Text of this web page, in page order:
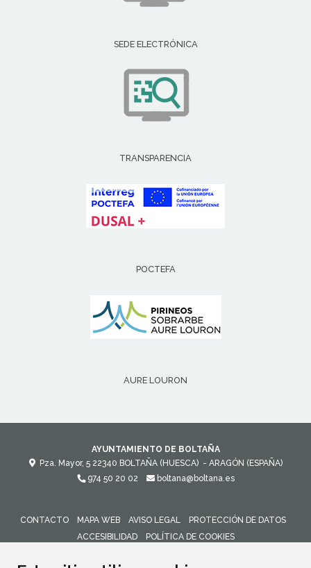
SEDE ELECTRÓNICA
TRANSPARENCIA
POCTEFA
AURE LOURON
AYUNTAMIENTO DE BOLTAÑA
Pza. Mayor, 5 22340 BOLTAÑA (HUESCA) - ARAGÓN (ESPAÑA)
974 50 20 02
boltana@boltana.es
CONTACTO MAPA WEB AVISO LEGAL
PROTECCIÓN DE DATOS
ACCESIBILIDAD
POLÍTICA DE COOKIES